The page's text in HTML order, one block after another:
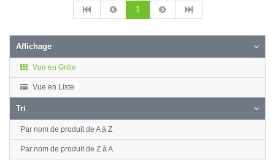
1
Affichage
Vue en Grille
Vue en Liste
Tri
Par nom de produit de A à Z
Par nom de produit de Z à A